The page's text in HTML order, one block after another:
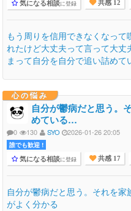
気になる相談に登録 共感 12
もう周りを信用できなくなっ
れたけど大丈夫って言って大丈
まって自分を自分で追い詰めて
心の悩み
自分が鬱病だと思う。
めている…
0 130 SYO 2026-01-26 20:05
誰でも歓迎 !
気になる相談に登録 共感 17
自分が鬱病だと思う。それを
がよく分かる